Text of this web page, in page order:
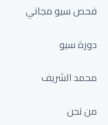
فحص سيو مجاني
دورة سيو
محمد الشريف
من نحن